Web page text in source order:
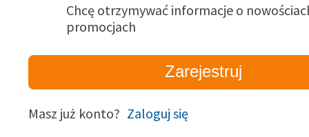
Chcę otrzymywać informacje o
promocjach
Masz już konto? Zaloguj się